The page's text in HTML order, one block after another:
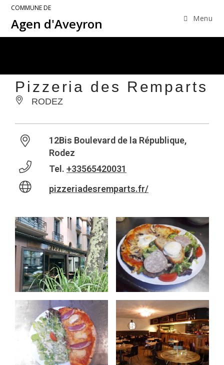
COMMUNE DE
Agen d'Aveyron Menu
Pizzeria des Remparts
RODEZ
12Bis Boulevard de la République,
Rodez
Tel. +33565420031
pizzeriadesremparts.fr/